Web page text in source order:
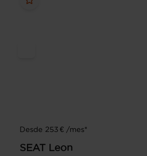
Desde 253 € /mes*
SEAT Leon